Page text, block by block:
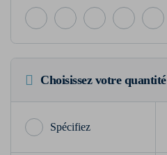
Choisissez votre quantité